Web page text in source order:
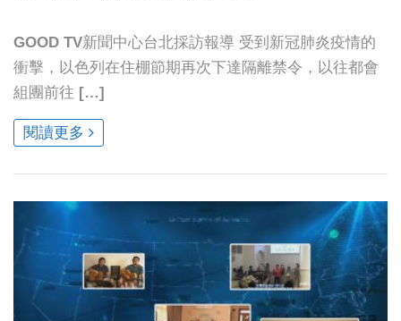
GOOD TV新聞中心台北採訪報導 受到新冠肺炎疫情的
衝擊，以色列在住棚節期再次下達隔離禁令，以往都會
組團前往 […]
閱讀更多